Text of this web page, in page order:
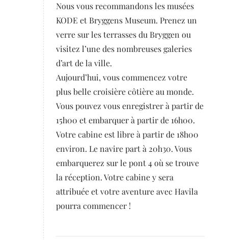
Nous vous recommandons les musées
KODE et Bryggens Museum. Prenez un
verre sur les terrasses du Bryggen ou
visitez l’une des nombreuses galeries
d’art de la ville.
Aujourd’hui, vous commencez votre
plus belle croisière côtière au monde.
Vous pouvez vous enregistrer à partir de
15h00 et embarquer à partir de 16h00.
Votre cabine est libre à partir de 18h00
environ. Le navire part à 20h30. Vous
embarquerez sur le pont 4 où se trouve
la réception. Votre cabine y sera
attribuée et votre aventure avec Havila
pourra commencer !